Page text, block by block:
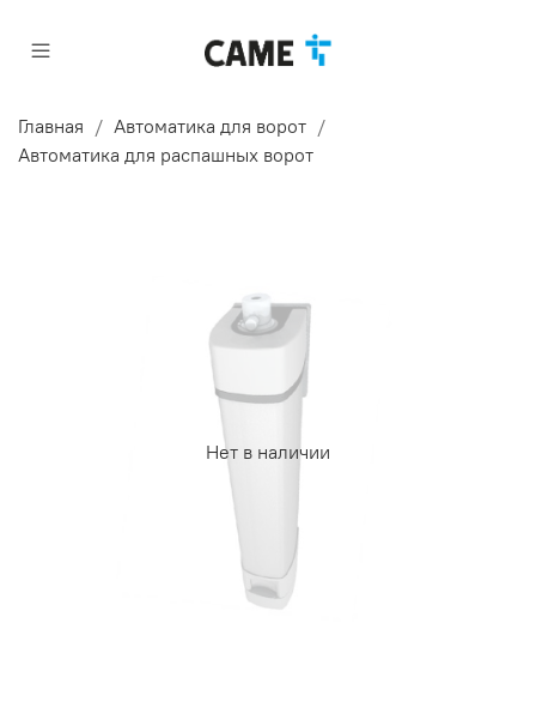
Главная
Автоматика для ворот
Автоматика для распашных ворот
Нет в наличии